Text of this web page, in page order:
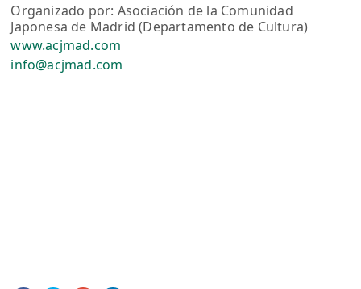
Organizado por: Asociación de la Comunidad
Japonesa de Madrid (Departamento de Cultura)
www.acjmad.com
info@acjmad.com